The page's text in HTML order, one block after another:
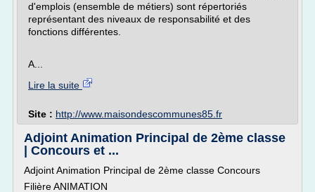
d'emplois (ensemble de métiers) sont répertoriés
représentant des niveaux de responsabilité et des
fonctions différentes.
A...
Lire la suite
Site : http://www.maisondescommunes85.fr
Adjoint Animation Principal de 2ème classe
| Concours et ...
Adjoint Animation Principal de 2ème classe Concours
Filière ANIMATION